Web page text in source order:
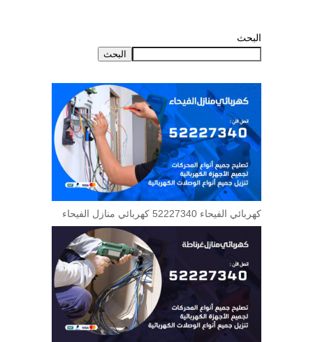
البحث
البحث
كهربائي الفيحاء 52227340 كهربائي منازل الفيحاء